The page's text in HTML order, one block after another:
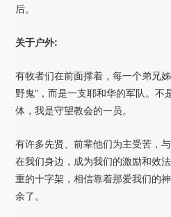
后。
关于户外:
有牧者们在前面撑着，每一个弟兄
野鬼”，而是一支耶和华的军队。不
体，我是守望教会的一员。
有许多先贤、前辈他们为主受苦，
在我们身边，成为我们的激励和效
重的十字架，相信靠着那爱我们的
余了。